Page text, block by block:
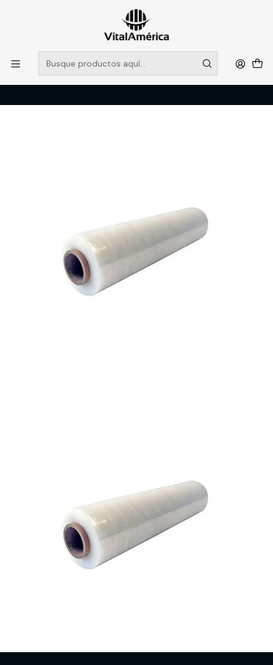
POR SISTEMA FRONTAL SOLO RETIROS EN TIENDA, DESDE
MUCHAS GRACIAS +569 5956 2237
Leer más
Inicio Catálogo
LIMPIEZA E HIGENE INDUSTRIAL
ACCESORIOS DE LIMPIEZA
FILM PLASTICO 300 MTS